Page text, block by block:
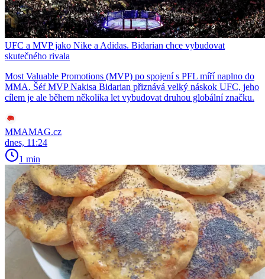
UFC a MVP jako Nike a Adidas. Bidarian chce vybudovat
skutečného rivala
Most Valuable Promotions (MVP) po spojení s PFL míří naplno do
MMA. Šéf MVP Nakisa Bidarian přiznává velký náskok UFC, jeho
cílem je ale během několika let vybudovat druhou globální značku.
MMAMAG.cz
dnes, 11:24
1 min